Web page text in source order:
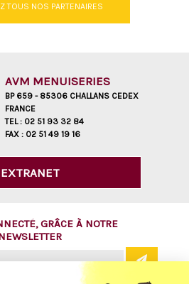
TOUS NOS PARTENAIRES
AVM MENUISERIES
BP 659 - 85306 CHALLANS CEDEX
FRANCE
TEL : 02 51 93 32 84
FAX : 02 51 49 19 16
EXTRANET
GRÂCE À NOTRE